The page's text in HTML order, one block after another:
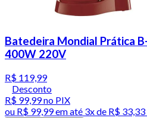
Batedeira Mondial Prática
400W 220V
R$ 119,99
Desconto
R$ 99,99no PIX
ou R$ 99,99em até 3x de R$